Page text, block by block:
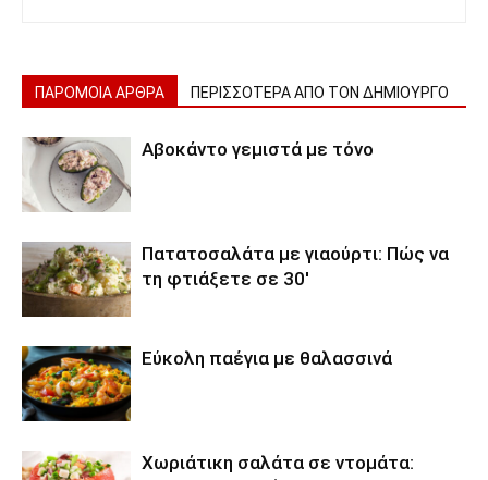
ΠΑΡΟΜΟΙΑ ΑΡΘΡΑ ΠΕΡΙΣΣΟΤΕΡΑ ΑΠΟ ΤΟΝ ΔΗΜΙΟΥΡΓΟ
Αβοκάντο γεμιστά με τόνο
Πατατοσαλάτα με γιαούρτι: Πώς να
τη φτιάξετε σε 30′
Εύκολη παέγια με θαλασσινά
Χωριάτικη σαλάτα σε ντομάτα: